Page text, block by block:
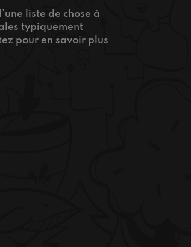
liste de chose à
typiquement
pour en savoir plus